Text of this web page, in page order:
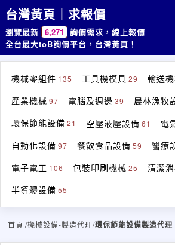
台灣黃頁｜求報價
瀏覽最新 6,271
詢價需求，線上報價
全台最大toB詢價平台，台灣黃頁！
機械零組件 135 工具機模具 29 輸送
產業機械 97 電腦及週邊 39 農林漁牧
環保節能設備 21 空壓液壓設備 61 電
自動化設備 97 餐飲食品設備 59 醫療
電子電工 106 包裝印刷機械 25 清潔
半導體設備 55
首頁 /機械設備-製造代理/環保節能設備製造代理